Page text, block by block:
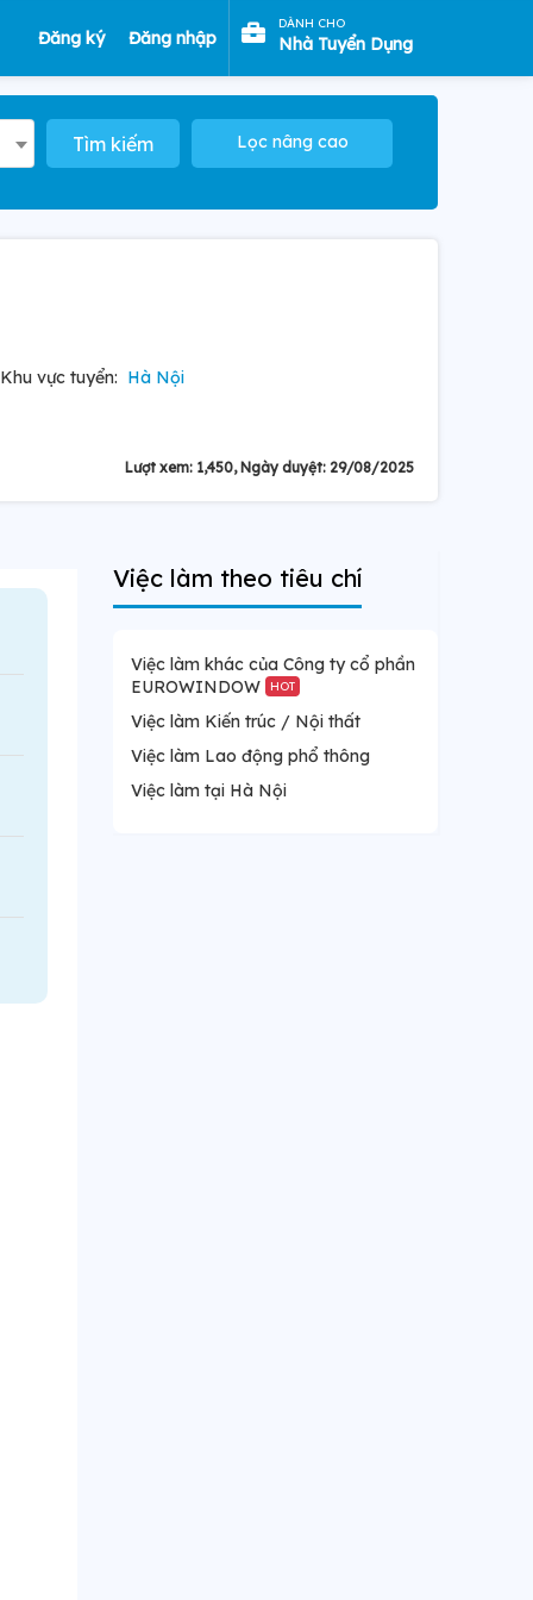
Đăng ký Đăng nhập
DÀNH CHO
Nhà Tuyển Dụng
Tìm kiếm Lọc nâng cao
Khu vực tuyển: Hà Nội
Lượt xem: 1,450, Ngày duyệt: 29/08/2025
Việc làm theo tiêu chí
Việc làm khác của Công ty cổ phần
EUROWINDOW
HOT
Việc làm Kiến trúc / Nội thất
Việc làm Lao động phổ thông
Việc làm tại Hà Nội